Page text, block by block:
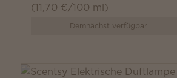
(11,70 €/100 ml)
Demnächst verfügbar